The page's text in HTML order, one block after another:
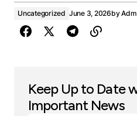
Uncategorized June 3, 2026by
Keep Up to Date
Important News